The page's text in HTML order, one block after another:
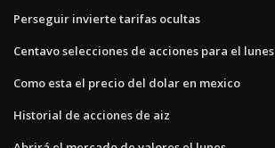
Perseguir invierte tarifas ocultas
Centavo selecciones de acciones para el lunes
Como esta el precio del dolar en mexico
Historial de acciones de aiz